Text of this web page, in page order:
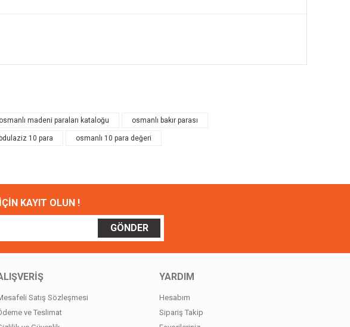
osmanlı madeni paraları kataloğu osmanlı bakır parası
10 para osmanlı 10 para değeri
KAYIT OLUN !
GÖNDER
Satış Sözleşmesi
ve Teslimat
YARDIM
Hesabım
Sipariş Takip